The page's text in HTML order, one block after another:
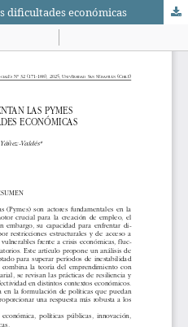
dificultades económicas